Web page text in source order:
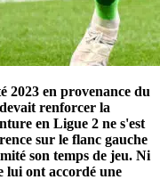
en provenance du
renforcer la
en Ligue 2 ne s'est
sur le flanc gauche
son temps de jeu. Ni
ont accordé une